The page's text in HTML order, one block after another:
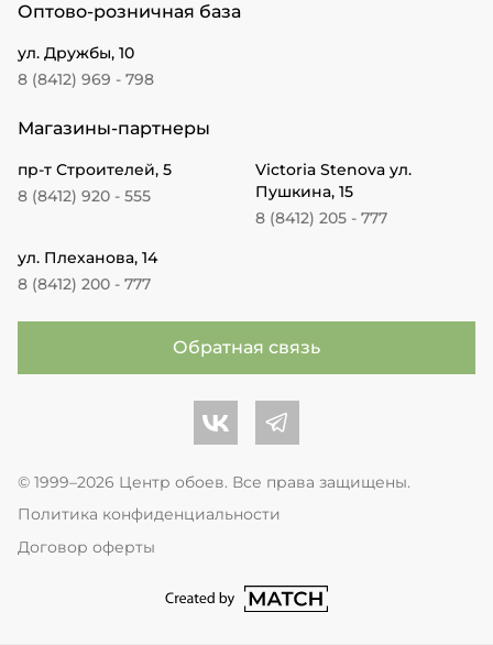
Оптово-розничная база
ул. Дружбы, 10
8 (8412) 969 - 798
Магазины-партнеры
пр-т Строителей, 5
8 (8412) 920 - 555
Victoria Stenova ул.
Пушкина, 15
8 (8412) 205 - 777
ул. Плеханова, 14
8 (8412) 200 - 777
Обратная связь
Центр обоев во Вконтакте
Центр обоев в Телеграме
© 1999–2026 Центр обоев. Все права защищены.
Политика конфиденциальности
Договор оферты
перейти на сайт студии Match